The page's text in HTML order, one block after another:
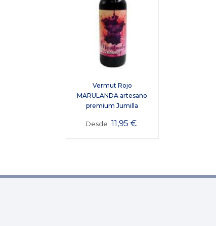
Vermut Rojo
MARULANDA artesano
premium Jumilla
Desde 11,95€